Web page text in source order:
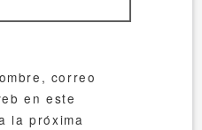
correo
en este
la próxima